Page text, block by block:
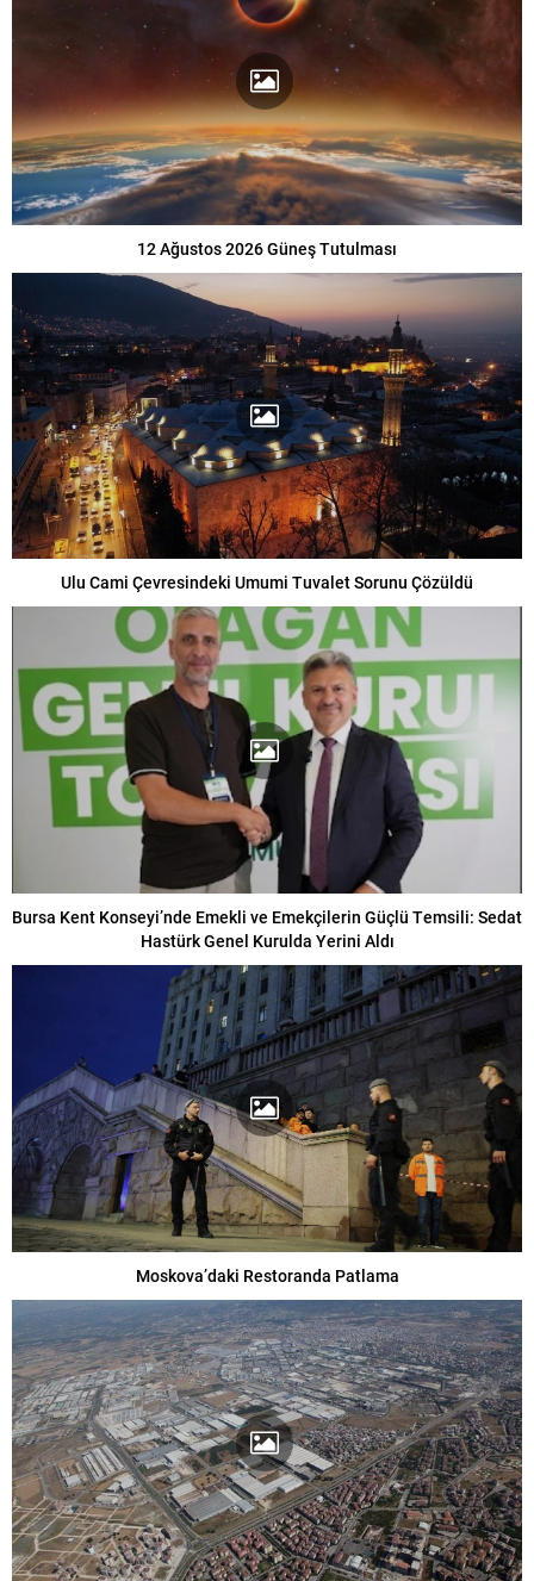
12 Ağustos 2026 Güneş Tutulması
Ulu Cami Çevresindeki Umumi Tuvalet Sorunu Çözüldü
Bursa Kent Konseyi’nde Emekli ve Emekçilerin Güçlü Temsili: Sedat
Hastürk Genel Kurulda Yerini Aldı
Moskova’daki Restoranda Patlama